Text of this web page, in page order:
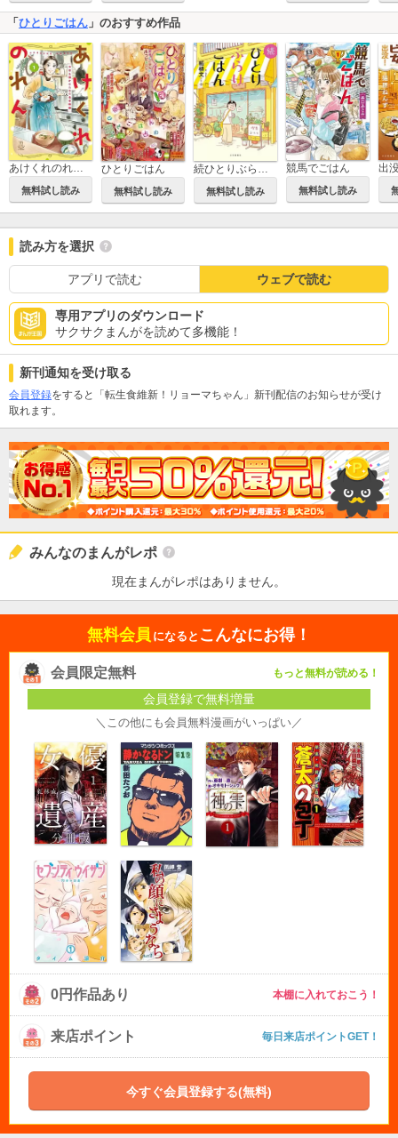
「 ひとりごはん 」のおすすめ作品
あけくれのれん 今日も誰かのための食堂物語
無料試し読み
ひとりごはん
無料試し読み
続ひとりぶらりごはん
無料試し読み
競馬でごはん
無料試し読み
読み方を選択
アプリで読む ウェブで読む
専用アプリのダウンロード
サクサクまんがを読めて多機能！
新刊通知を受け取る
会員登録をすると「転生食維新！リョーマちゃん」新刊配信のお知らせが受け
取れます。
みんなのまんがレポ
現在まんがレポはありません。
無料会員 になると こんなにお得！
会員限定無料 もっと無料が読める！
会員登録で無料増量
＼この他にも会員無料漫画がいっぱい／
0円作品あり 本棚に入れておこう！
来店ポイント 毎日来店ポイントGET！
今すぐ会員登録する(無料)